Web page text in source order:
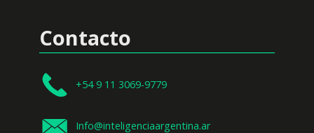
Contacto
+54 9 11 3069-9779
Info@inteligenciaargentina.ar